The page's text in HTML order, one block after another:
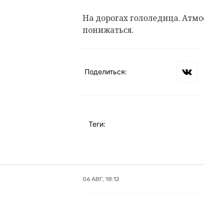
На дорогах гололедица.
понижаться.
Поделиться:
Теги:
06 АВГ, 18:12